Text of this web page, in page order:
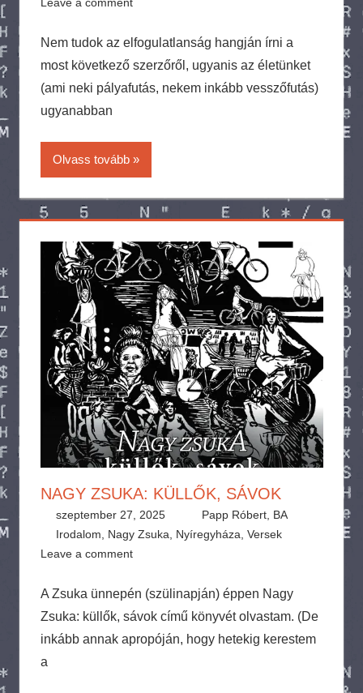
Nem tudok az elfogulatlanság hangján írni a
most következő szerzőről, ugyanis az életünket
(ami neki pályafutás, nekem inkább vesszőfutás)
ugyanabban
Olvass tovább
NAGY ZSUKA: KÜLLŐK, SÁVOK
szeptember 27, 2025
Papp Róbert, BA
Irodalom
Nagy Zsuka Nyíregyháza ,Versek
Leave a comment
A Zsuka ünnepén (szülinapján) éppen Nagy
Zsuka: küllők, sávok című könyvét olvastam. (De
inkább annak apropóján, hogy hetekig kerestem
a